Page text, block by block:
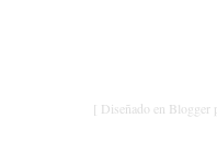
[ Diseñado en Blogger